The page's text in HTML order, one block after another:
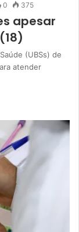
0 375
apesar
(UBSs) de
atender